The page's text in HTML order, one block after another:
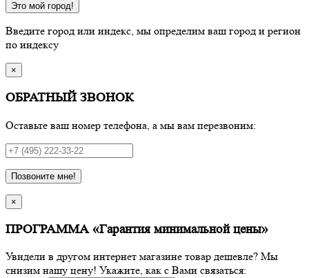
Это мой город!
Введите город или индекс, мы определим ваш город и регион
по индексу
×
ОБРАТНЫЙ ЗВОНОК
Оставьте ваш номер телефона, а мы вам перезвоним:
Позвоните мне!
×
ПРОГРАММА «Гарантия минимальной цены»
Увидели в другом интернет магазине товар дешевле? Мы
снизим нашу цену! Укажите, как с Вами связаться: